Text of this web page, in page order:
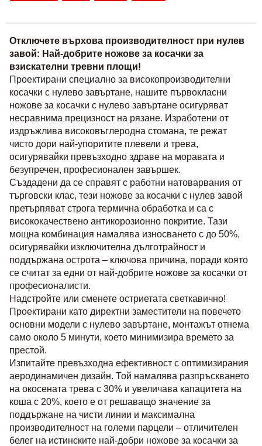
Отключете върхова производителност при нулев
завой: Най-добрите ножове за косачки за
взискателни тревни площи!
Проектирани специално за високопроизводителни
косачки с нулево завъртане, нашите първокласни
ножове за косачки с нулево завъртане осигуряват
несравнима прецизност на рязане. Изработени от
издръжлива високовъглеродна стомана, те режат
чисто дори най-упоритите плевели и трева,
осигурявайки превъзходно здраве на моравата и
безупречен, професионален завършек.
Създадени да се справят с работни натоварвания от
търговски клас, тези ножове за косачки с нулев завой
претърпяват строга термична обработка и са с
висококачествено антикорозионно покритие. Тази
мощна комбинация намалява износването с до 50%,
осигурявайки изключителна дълготрайност и
поддържана острота – ключова причина, поради която
се считат за едни от най-добрите ножове за косачки от
професионалисти.
Надстройте или сменете остриетата светкавично!
Проектирани като директни заместители на повечето
основни модели с нулево завъртане, монтажът отнема
само около 5 минути, което минимизира времето за
престой.
Изпитайте превъзходна ефективност с оптимизирания
аеродинамичен дизайн. Той намалява разпръскването
на окосената трева с 30% и увеличава капацитета на
коша с 20%, което е от решаващо значение за
поддържане на чисти линии и максимална
производителност на големи парцели – отличителен
белег на истинските най-добри ножове за косачки за